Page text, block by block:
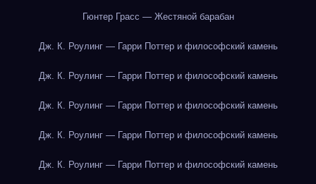
Гюнтер Грасс — Жестяной барабан
Дж. К. Роулинг — Гарри Поттер и философский камень
Дж. К. Роулинг — Гарри Поттер и философский камень
Дж. К. Роулинг — Гарри Поттер и философский камень
Дж. К. Роулинг — Гарри Поттер и философский камень
Дж. К. Роулинг — Гарри Поттер и философский камень